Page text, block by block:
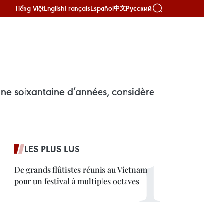
Tiếng ViệtEnglishFrançaisEspañol中文Русский
soixantaine d’années, considère
LES PLUS LUS
De grands flûtistes réunis au Vietnam
pour un festival à multiples octaves